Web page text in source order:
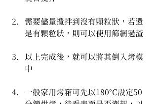
需要儘量攪拌到沒有顆粒狀，若還
是有顆粒狀，則可以使用篩網過渣
以上完成後，就可以將其倒入烤模
中
一般家用烤箱可先以180°C設定50